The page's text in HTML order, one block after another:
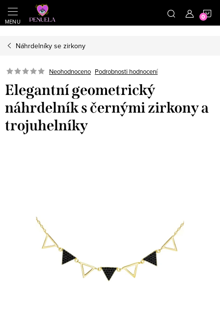
https://cz.pinterest.com/shoppenuela/
Přejít na obsah
Náhrdelníky se zirkony
Neohodnoceno Podrobnosti hodnocení
Elegantní geometrický
náhrdelník s černými zirkony a
trojuhelníky